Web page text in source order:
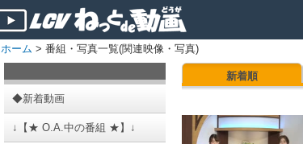
ホーム > 番組・写真一覧(関連映像・写真)
◆新着動画
↓【★ O.A.中の番組 ★】↓
新着順